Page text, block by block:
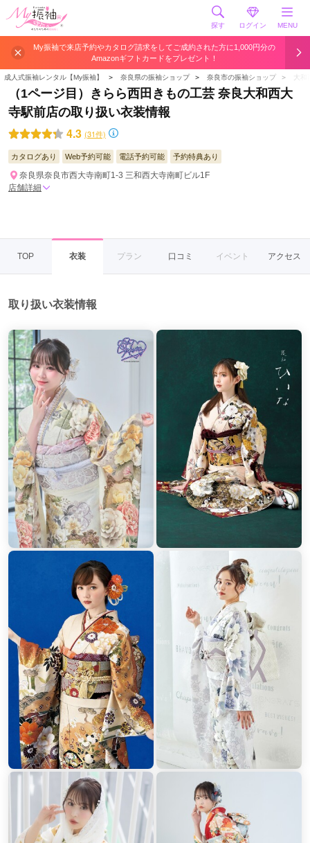
探す ログイン MENU
My振袖で来店予約やカタログ請求をしてご成約された方に1,000円分の
Amazonギフトカードをプレゼント！
成人式振袖レンタル【My振袖】 ＞ 奈良県の振袖ショップ ＞ 奈良市の振袖ショップ ＞ 大
（1ページ目）きらら西田きもの工芸 奈良大和西大
寺駅前店の取り扱い衣装情報
4.3 (31件)
カタログあり Web予約可能 電話予約可能 予約特典あり
奈良県奈良市西大寺南町1-3 三和西大寺南町ビル1F
店舗詳細
TOP 衣装 プラン 口コミ イベント アクセス
取り扱い衣装情報